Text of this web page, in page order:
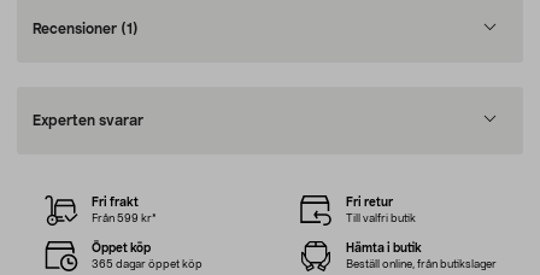
Recensioner (1)
Experten svarar
Fri frakt
Från 599 kr*
Fri retur
Till valfri butik
Öppet köp
365 dagar öppet köp
Hämta i butik
Beställ online, från butikslager